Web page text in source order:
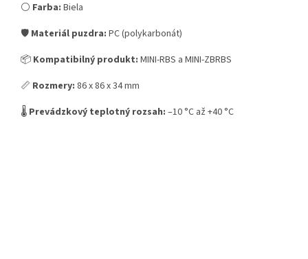
⚪ Farba: Biela
🛡️ Materiál puzdra: PC (polykarbonát)
📦 Kompatibilný produkt: MINI-RBS a MINI-ZBRBS
📏 Rozmery: 86 x 86 x 34 mm
🌡️ Prevádzkový teplotný rozsah: –10 °C až +40 °C